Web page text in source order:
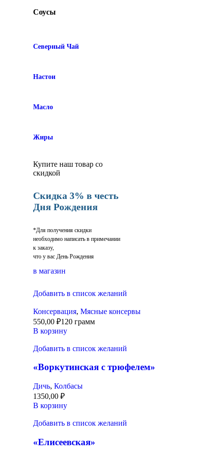
Соусы
Северный Чай
Настои
Масло
Жиры
Купите наш товар со
скидкой
Скидка 3% в честь
Дня Рождения
*Для получения скидки
необходимо написать в примечании
к заказу,
что у вас День Рождения
в магазин
Добавить в список желаний
Консервация, Мясные консервы
550,00 ₽120 грамм
В корзину
Добавить в список желаний
«Воркутинская с трюфелем»
Дичь, Колбасы
1350,00 ₽
В корзину
Добавить в список желаний
«Елисеевская»